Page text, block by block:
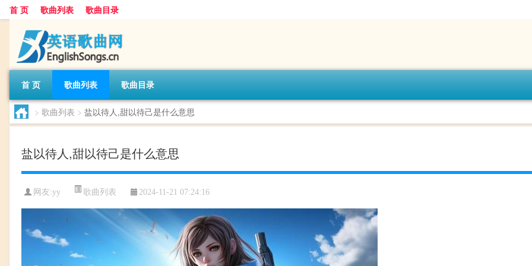
首 页 歌曲列表 歌曲目录
首 页 歌曲列表 歌曲目录
> 歌曲列表 > 盐以待人,甜以待己是什么意思
盐以待人,甜以待己是什么意思
网友:yy 歌曲列表 2024-11-21 07:24:16